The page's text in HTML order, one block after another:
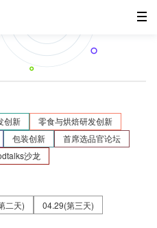
创新
零食与烘焙研发创新
包装创新
首席选品官论坛
沙龙
二天) 04.29(第三天)